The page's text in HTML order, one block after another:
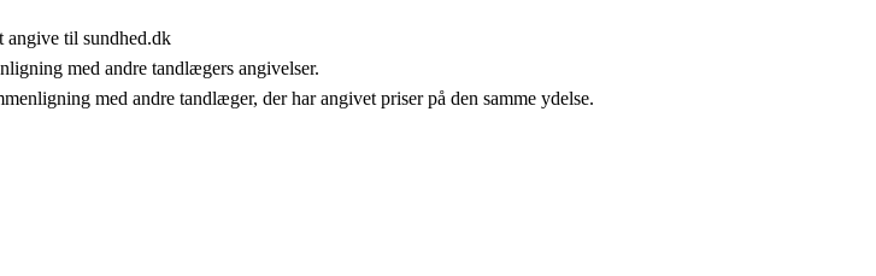
angive til sundhed.dk
med andre tandlægers angivelser.
med andre tandlæger, der har angivet priser på den samme ydelse.